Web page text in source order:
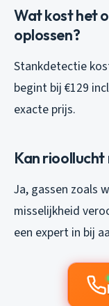
Wat kost het
oplossen?
Stankdetectie
begint bij €129
exacte prijs.
Kan rioollucht
Ja, gassen zoals
misselijkheid
een expert in bij